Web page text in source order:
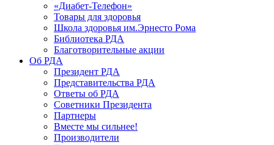
«Диабет-Телефон»
Товары для здоровья
Школа здоровья им.Эрнесто Рома
Библиотека РДА
Благотворительные акции
Об РДА
Президент РДА
Представительства РДА
Ответы об РДА
Советники Президента
Партнеры
Вместе мы сильнее!
Производители